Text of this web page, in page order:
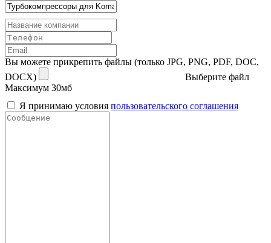
Вы можете прикрепить файлы (только JPG, PNG, PDF, DOC,
DOCX)
Выберите файл
Максимум 30мб
Я принимаю условия пользовательского соглашения